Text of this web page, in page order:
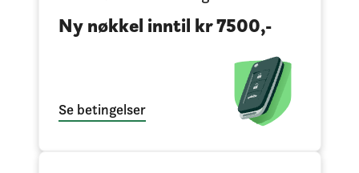
Ny nøkkel inntil kr 7500,-
Se betingelser